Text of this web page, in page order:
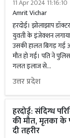
11 Apr 2024 11:16:10
Amrit Vichar
हरदोई। झोलाझाप
युवती के इंजेक्शन
उसकी हालत बिगड़
मौत हो गई। पति ने
गलत इलाज से...
उत्तर प्रदेश
हरदोई: संदिग्ध
की मौत, मृतका के
दी तहरीर